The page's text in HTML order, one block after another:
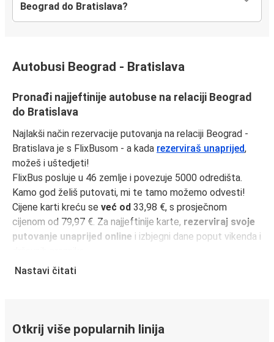
Beograd do Bratislava?
Autobusi Beograd - Bratislava
Pronađi najjeftinije autobuse na relaciji Beograd
do Bratislava
Najlakši način rezervacije putovanja na relaciji Beograd -
Bratislava je s FlixBusom - a kada rezerviraš unaprijed,
možeš i uštedjeti!
FlixBus posluje u 46 zemlje i povezuje 5000 odredišta.
Kamo god želiš putovati, mi te tamo možemo odvesti!
Cijene karti kreću se već od 33,98 €, s prosječnom
cijenom od 79,97 €. Za najjeftinije karte, rezerviraj svoje
putovanje unaprijed online i izbjegni dane poput vikenda i
Udaljenost između Beograd i Bratislava je
aplikaciju. Svi tvoji podaci bit će spremljeni za sljedeće
putovanje.
Nastavi čitati
Otkrij više popularnih linija